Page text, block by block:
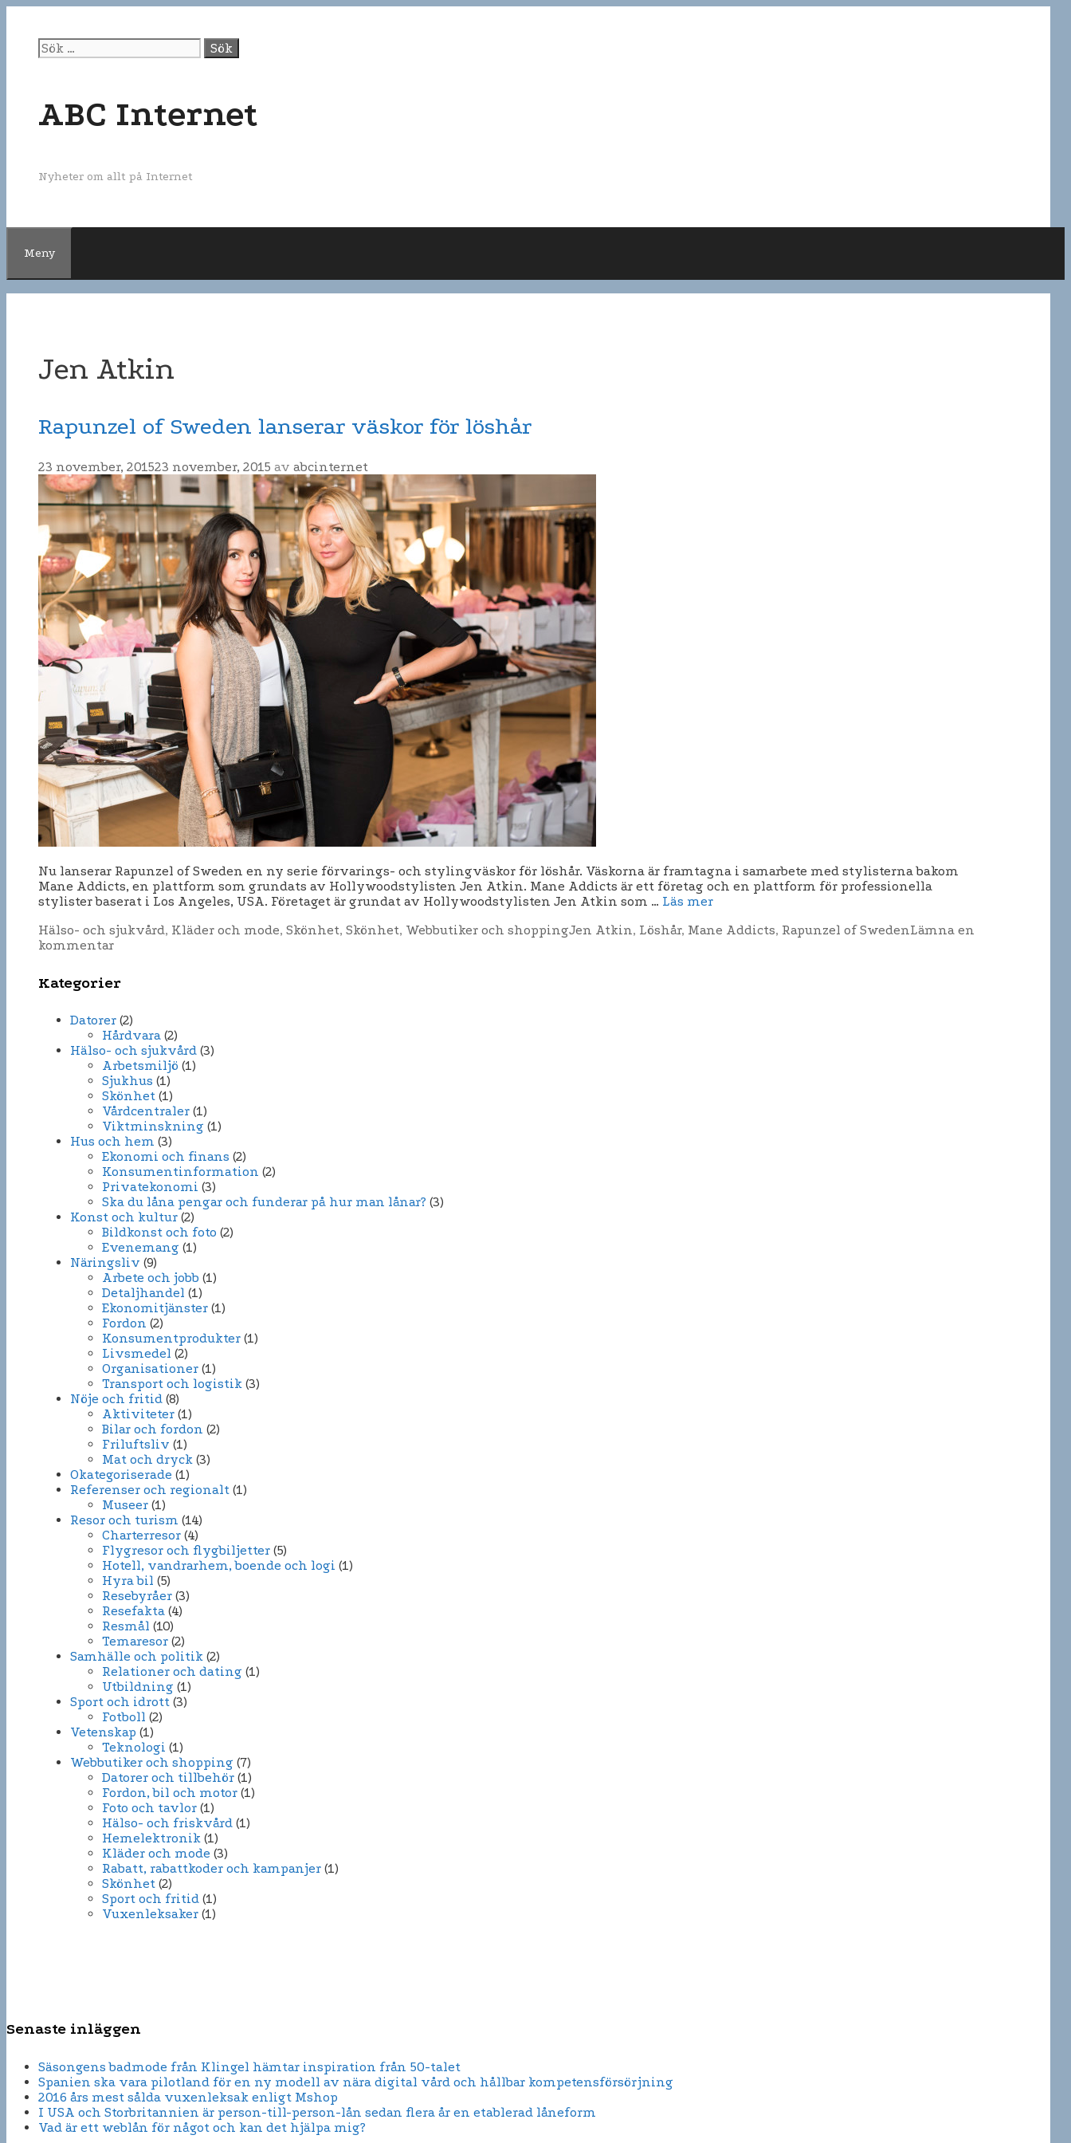
innehåll
Sök
efter:
ABC Internet
Nyheter om allt på Internet
Meny
Jen Atkin
Rapunzel of Sweden lanserar väskor för löshår
23 november, 201523 november, 2015 av abcinternet
Nu lanserar Rapunzel of Sweden en ny serie förvarings- och stylingväskor för löshår. Väskorna är framtagna i samarbete med stylisterna bakom
Mane Addicts, en plattform som grundats av Hollywoodstylisten Jen Atkin. Mane Addicts är ett företag och en plattform för professionella
stylister baserat i Los Angeles, USA. Företaget är grundat av Hollywoodstylisten Jen Atkin som … Läs mer
Kategorier
Hälso- och sjukvård, Kläder och mode, Skönhet, Skönhet, Webbutiker och shoppingEtiketter
Jen Atkin, Löshår, Mane Addicts, Rapunzel of SwedenLämna en
kommentar
Kategorier
Datorer (2)
Hårdvara (2)
Hälso- och sjukvård (3)
Arbetsmiljö (1)
Sjukhus (1)
Skönhet (1)
Vårdcentraler (1)
Viktminskning (1)
Hus och hem (3)
Ekonomi och finans (2)
Konsumentinformation (2)
Privatekonomi (3)
Ska du låna pengar och funderar på hur man lånar? (3)
Konst och kultur (2)
Bildkonst och foto (2)
Evenemang (1)
Näringsliv (9)
Arbete och jobb (1)
Detaljhandel (1)
Ekonomitjänster (1)
Fordon (2)
Konsumentprodukter (1)
Livsmedel (2)
Organisationer (1)
Transport och logistik (3)
Nöje och fritid (8)
Aktiviteter (1)
Bilar och fordon (2)
Friluftsliv (1)
Mat och dryck (3)
Okategoriserade (1)
Referenser och regionalt (1)
Museer (1)
Resor och turism (14)
Charterresor (4)
Flygresor och flygbiljetter (5)
Hotell, vandrarhem, boende och logi (1)
Hyra bil (5)
Resebyråer (3)
Resefakta (4)
Resmål (10)
Temaresor (2)
Samhälle och politik (2)
Relationer och dating (1)
Utbildning (1)
Sport och idrott (3)
Fotboll (2)
Vetenskap (1)
Teknologi (1)
Webbutiker och shopping (7)
Datorer och tillbehör (1)
Fordon, bil och motor (1)
Foto och tavlor (1)
Hälso- och friskvård (1)
Hemelektronik (1)
Kläder och mode (3)
Rabatt, rabattkoder och kampanjer (1)
Skönhet (2)
Sport och fritid (1)
Vuxenleksaker (1)
Senaste inläggen
Säsongens badmode från Klingel hämtar inspiration från 50-talet
Spanien ska vara pilotland för en ny modell av nära digital vård och hållbar kompetensförsörjning
2016 års mest sålda vuxenleksak enligt Mshop
I USA och Storbritannien är person-till-person-lån sedan flera år en etablerad låneform
Vad är ett weblån för något och kan det hjälpa mig?